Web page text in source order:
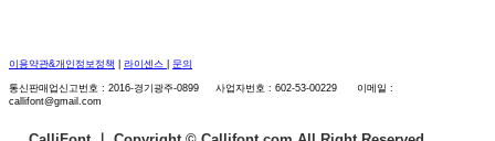
이용약관&개인정보정책 라이센스 문의
통신판매업신고번호 : 2016-경기광주-0899 사업자번호 : 602-53-00229 이메일 :
callifont@gmail.com